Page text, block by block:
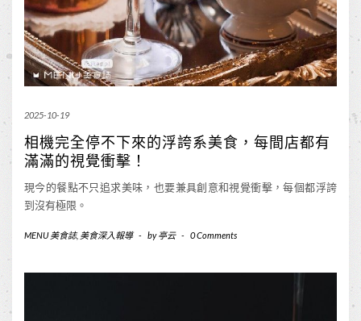
2025-10-19
相機完全停不下來的浮誇系美食，每間店都有
滿滿的視覺衝擊！
現今的餐點不只追求美味，也要兼具創意和視覺衝擊，每個都浮誇
到沒有極限。
MENU 美食誌, 美食深入報導 - by亭云 - 0 Comments